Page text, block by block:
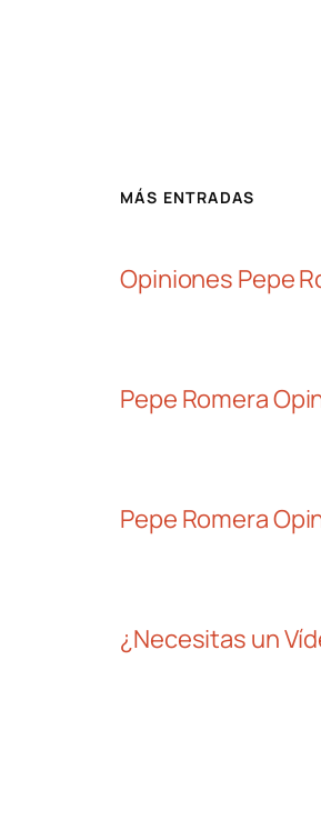
MÁS ENTRADAS
Opiniones Pepe
Pepe Romera
Pepe Romera
¿Necesitas un